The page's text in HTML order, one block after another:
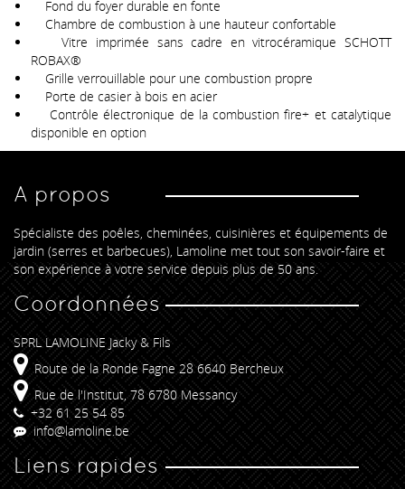
Fond du foyer durable en fonte
Chambre de combustion à une hauteur confortable
Vitre imprimée sans cadre en vitrocéramique SCHOTT
ROBAX®
Grille verrouillable pour une combustion propre
Porte de casier à bois en acier
Contrôle électronique de la combustion fire+ et catalytique
disponible en option
A propos
Spécialiste des poêles, cheminées, cuisinières et équipements de
jardin (serres et barbecues), Lamoline met tout son savoir-faire et
son expérience à votre service depuis plus de 50 ans.
Coordonnées
SPRL LAMOLINE Jacky & Fils
Route de la Ronde Fagne 28 6640 Bercheux
Rue de l'Institut, 78 6780 Messancy
+32 61 25 54 85
info@lamoline.be
Liens rapides